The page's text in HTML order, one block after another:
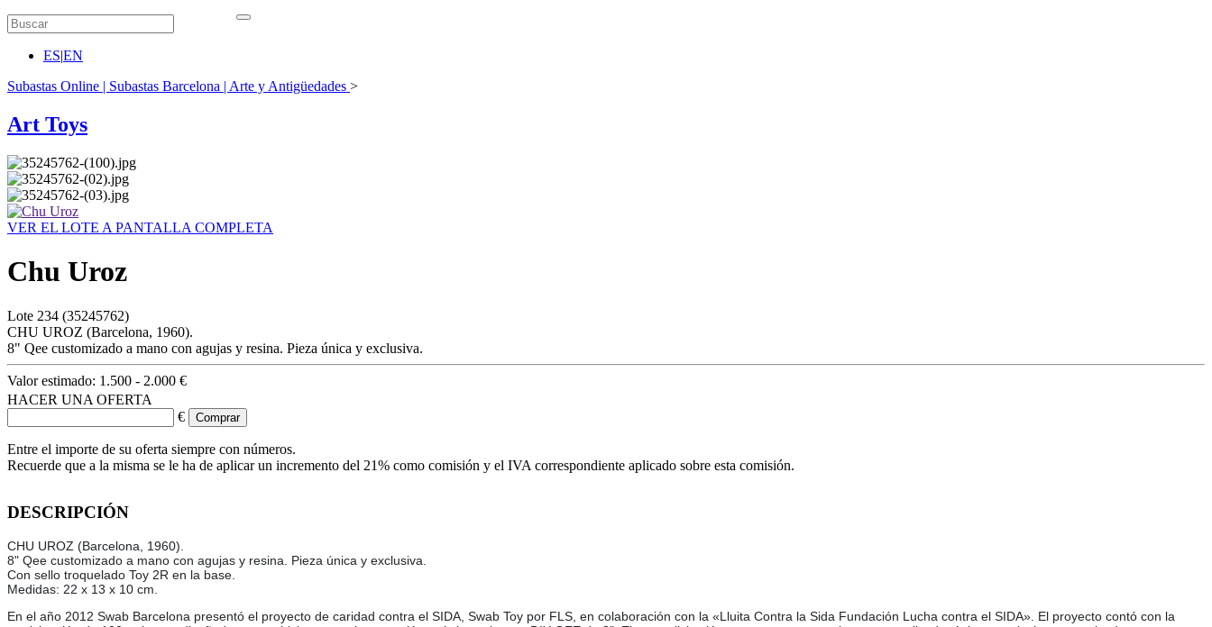
ES|EN
Subastas Online | Subastas Barcelona | Arte y Antigüedades >
Art Toys
VER EL LOTE A PANTALLA COMPLETA
Chu Uroz
Lote 234 (35245762)
CHU UROZ (Barcelona, 1960).
8" Qee customizado a mano con agujas y resina. Pieza única y exclusiva.
Valor estimado: 1.500 - 2.000 €
HACER UNA OFERTA
€
Entre el importe de su oferta siempre con números.
Recuerde que a la misma se le ha de aplicar un incremento del 21% como comisión y el IVA correspondiente aplicado sobre esta comisión.
DESCRIPCIÓN
CHU UROZ (Barcelona, 1960).
8" Qee customizado a mano con agujas y resina. Pieza única y exclusiva.
Con sello troquelado Toy 2R en la base.
Medidas: 22 x 13 x 10 cm.
En el año 2012 Swab Barcelona presentó el proyecto de caridad contra el SIDA, Swab Toy por FLS, en colaboración con la «Lluita Contra la Sida Fundación Lucha contra el SIDA». El proyecto contó con la